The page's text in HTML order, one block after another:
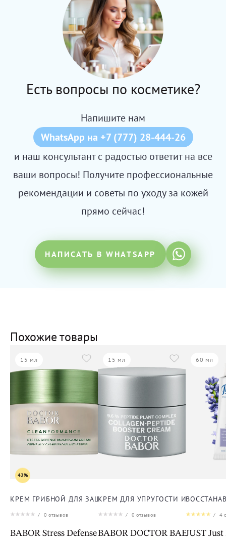
Есть вопросы по косметике?
Напишите нам
WhatsApp на +7 (777) 28-444-26
и наш консультант с радостью ответит на все
ваши вопросы! Получите профессиональные
рекомендации и советы по уходу за кожей
прямо сейчас!
НАПИСАТЬ В WHATSAPP
Похожие товары
15 мл
42%
КРЕМ ГРИБНОЙ ДЛЯ ЗАЩИТЫ ОТ СТРЕССА ДЛЯ ЛИЦА
/ 0 отзывов
BABOR Stress Defense Mushroom Cream
15 мл
КРЕМ ДЛЯ УПРУГОСТИ И
/ 0 отзывов
BABOR DOCTOR BABOR
60 мл
/ 4
JUST